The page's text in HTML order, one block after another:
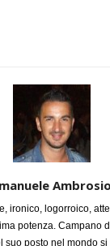
Ambrosio
ironico, logorroico,
potenza. Campano
suo posto nel mondo